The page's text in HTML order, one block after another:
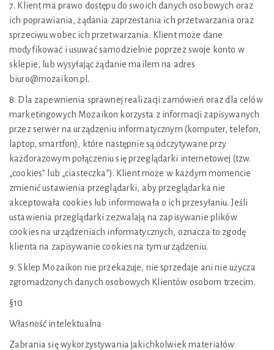
7. Klient ma prawo dostępu do swoich danych osobowych oraz
ich poprawiania, żądania zaprzestania ich przetwarzania oraz
sprzeciwu wobec ich przetwarzania. Klient może dane
modyfikować i usuwać samodzielnie poprzez swoje konto w
sklepie, lub wysyłając żądanie mailem na adres
biuro@mozaikon.pl.
8. Dla zapewnienia sprawnej realizacji zamówień oraz dla celów
marketingowych Mozaikon korzysta z informacji zapisywanych
przez serwer na urządzeniu informatycznym (komputer, telefon,
laptop, smartfon), które następnie są odczytywane przy
każdorazowym połączeniu się przeglądarki internetowej (tzw.
„cookies” lub „ciasteczka”). Klient może w każdym momencie
zmienić ustawienia przeglądarki, aby przeglądarka nie
akceptowała cookies lub informowała o ich przesyłaniu. Jeśli
ustawienia przeglądarki zezwalają na zapisywanie plików
cookies na urządzeniach informatycznych, oznacza to zgodę
klienta na zapisywanie cookies na tym urządzeniu.
9. Sklep Mozaikon nie przekazuje, nie sprzedaje ani nie użycza
zgromadzonych danych osobowych Klientów osobom trzecim.
§10
Własność intelektualna
Zabrania się wykorzystywania jakichkolwiek materiałów